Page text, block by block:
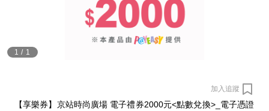
1 / 1
加入追蹤
【享樂券】京站時尚廣場 電子禮券2000元<點數兌換>_電子憑證